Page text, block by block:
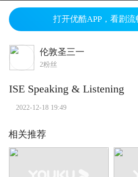
打开优酷APP，看剧
伦敦圣三一
2粉丝
ISE Speaking & Listening
2022-12-18 19:49
相关推荐